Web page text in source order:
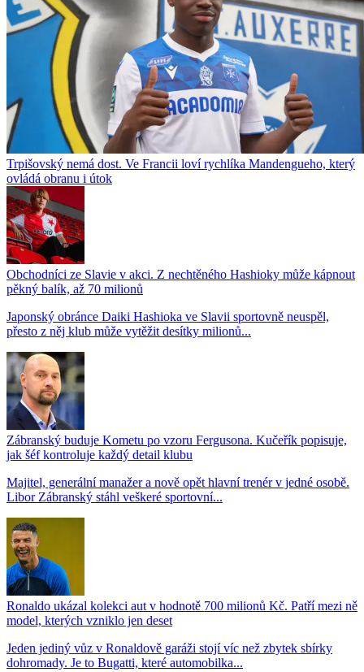
Trpišovský nemá dost. Ve Francii loví rychlíka Mandengueho, který
ovládá obranu i útok
Obchodníci ze Slavie v akci. Z nechtěného Hashioky může kápnout
pěkný balík, až 70 milionů
Japonský obránce Daiki Hashioka ve Slavii sportovně neuspěl,
přesto z něj klub může vytěžit desítky milionů...
Zábranský buduje Kometu po vzoru Fergusona. Kučeřík popisuje,
jak šéf kontroluje každý detail klubu
Majitel, generální manažer a nově opět hlavní trenér v jedné osobě.
Libor Zábranský stáhl veškeré sportovní...
Ronaldo ukázal kolekci aut v hodnotě 700 milionů Kč. Patří mezi ně
model, kterých vzniklo jen deset
Jeden jediný vůz v Ronaldově garáži stojí víc než zbytek sbírky
dohromady. Je to Bugatti, které automobilka...